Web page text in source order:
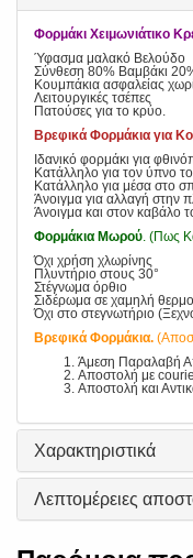
Φορμάκι Χειμωνιάτικο
Ύφασμα μαλακό Βελούδο
Σύνθεση 80% Βαμβάκι
Κουμπάκια ασφαλείας
Λειτουργικές τσέπες
Πατούσες για το κρύο.
Βρεφικά Φορμάκια για
Ιδανικό φορμάκι για
Κατάλληλο για τον ύπνο
Κατάλληλο για μέσα στο
Άνοιγμα για αλλαγή στην
Άνοιγμα και στον καβάλο
Φορμάκια Μωρού. (Πως
Όχι χρήση χλωρίνης
Πλυντήριο στους 30°
Στέγνωμα όρθιο
Σιδέρωμα σε χαμηλή
Όχι στο στεγνωτήριο
Βρεφικά Φορμάκια.
Άμεση Παραλαβή
Αποστολή με
Αποστολή και
Χαρακτηριστικά
Λεπτομέρειες